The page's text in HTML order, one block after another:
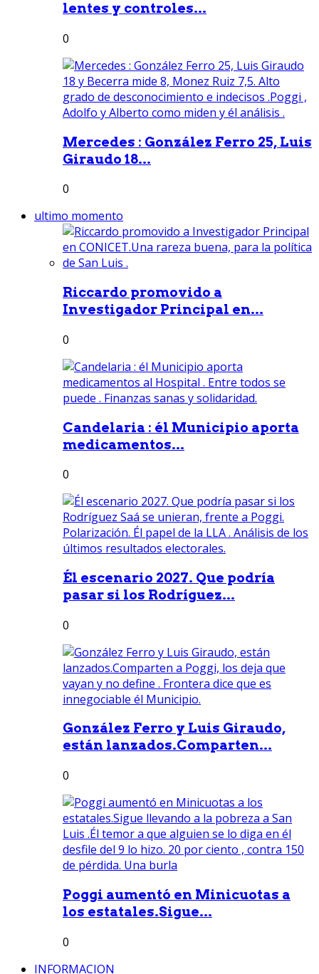
lentes y controles...
0
Mercedes : González Ferro 25, Luis
Giraudo 18...
0
ultimo momento
Riccardo promovido a
Investigador Principal en...
0
Candelaria : él Municipio aporta
medicamentos...
0
Él escenario 2027. Que podría
pasar si los Rodríguez...
0
González Ferro y Luis Giraudo,
están lanzados.Comparten...
0
Poggi aumentó en Minicuotas a
los estatales.Sigue...
0
INFORMACION